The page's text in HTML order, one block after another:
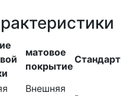
матовое
покрытие
Стандарт
Внешняя